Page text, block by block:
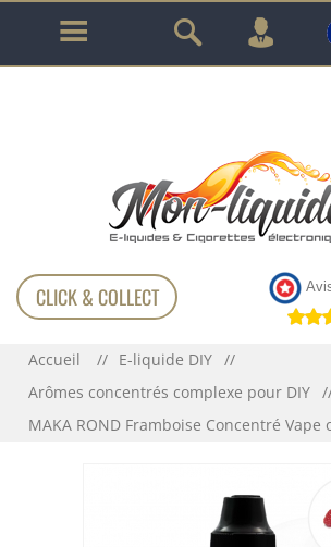
GARANTIE À VIE SUR TOUT
!!!
CLICK & COLLECT
Accueil
E-liquide DIY
Arômes concentrés complexe pour DIY
MAKA ROND Framboise Concentré Vape